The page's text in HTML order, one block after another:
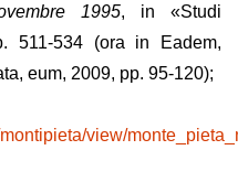
1995, in «Studi
511-534 (ora in Eadem,
eum, 2009, pp. 95-120);
view/